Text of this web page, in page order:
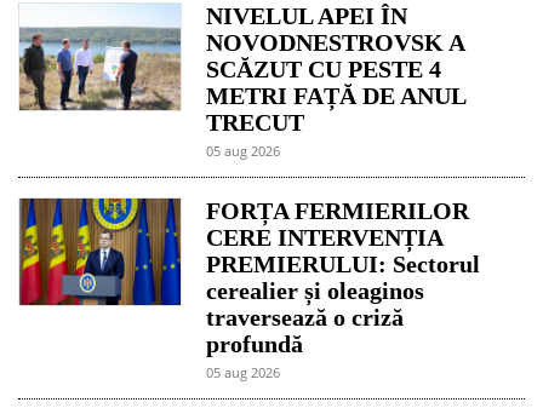
NIVELUL APEI ÎN
NOVODNESTROVSK A
SCĂZUT CU PESTE 4
METRI FAȚĂ DE ANUL
TRECUT
05 aug 2026
FORȚA FERMIERILOR
CERE INTERVENȚIA
PREMIERULUI: Sectorul
cerealier și oleaginos
traversează o criză
profundă
05 aug 2026